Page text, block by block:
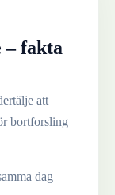
– fakta
att
bortforsling
dag